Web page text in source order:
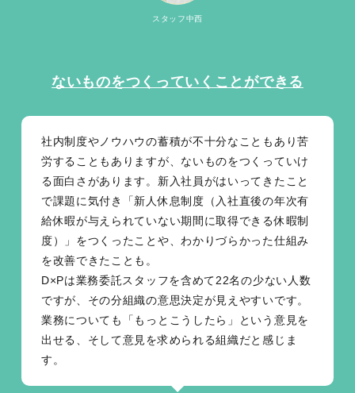
スタッフ中西
ないものをつくっていくことができる
社内制度やノウハウの蓄積が不十分なこともあり苦
労することもありますが、ないものをつくっていけ
る面白さがあります。新入社員がはいってきたこと
で課題に気付き「新人休息制度（入社直後の年次有
給休暇が与えられていない期間に取得できる休暇制
度）」をつくったことや、わかりづらかった仕組み
を改善できたことも。
D×Pは業務委託スタッフを含めて22名の少ない人数
ですが、その分組織の意思決定が見えやすいです。
業務についても「もっとこうしたら」という意見を
出せる、そして意見を求められる組織だと感じま
す。